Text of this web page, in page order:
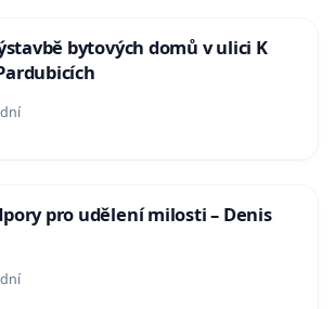
bytových domů v ulici K
pro udělení milosti – Denis